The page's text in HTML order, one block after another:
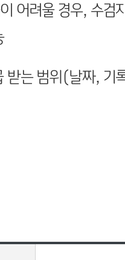
어려울 경우, 수검
받는 범위(날짜, 기